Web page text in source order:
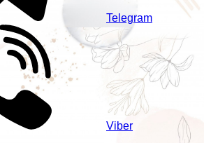
Telegram
Viber